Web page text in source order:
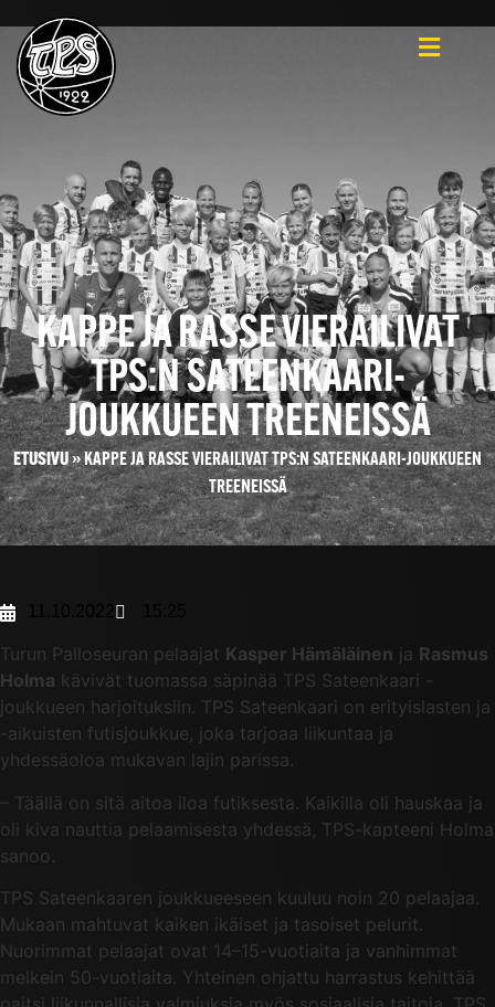
KAPPE JA RASSE VIERAILIVAT
TPS:N SATEENKAARI-
JOUKKUEEN TREENEISSÄ
ETUSIVU»KAPPE JA RASSE VIERAILIVAT TPS:N SATEENKAARI-JOUKKUEEN
TREENEISSÄ
Turun Palloseuran pelaajat Kasper Hämäläinen ja Rasmus
Holma kävivät tuomassa säpinää TPS Sateenkaari -
joukkueen harjoituksiin. TPS Sateenkaari on erityislasten ja
-aikuisten futisjoukkue, joka tarjoaa liikuntaa ja
yhdessäoloa mukavan lajin parissa.
– Täällä on sitä aitoa iloa futiksesta. Kaikilla oli hauskaa ja
oli kiva nauttia pelaamisesta yhdessä, TPS-kapteeni Holma
sanoo.
TPS Sateenkaaren joukkueeseen kuuluu noin 20 pelaajaa.
Mukaan mahtuvat kaiken ikäiset ja tasoiset pelurit.
Nuorimmat pelaajat ovat 14–15-vuotiaita ja vanhimmat
melkein 50-vuotiaita. Yhteinen ohjattu harrastus kehittää